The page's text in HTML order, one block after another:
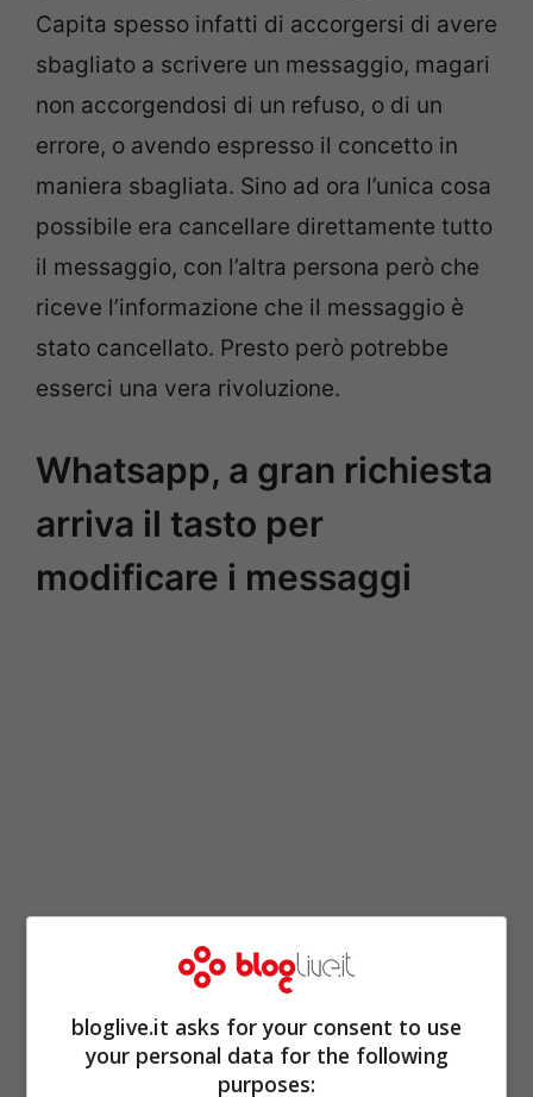
Capita spesso infatti di accorgersi di avere
sbagliato a scrivere un messaggio, magari
non accorgendosi di un refuso, o di un
errore, o avendo espresso il concetto in
maniera sbagliata. Sino ad ora l’unica cosa
possibile era cancellare direttamente tutto
il messaggio, con l’altra persona però che
riceve l’informazione che il messaggio è
stato cancellato. Presto però potrebbe
esserci una vera rivoluzione.
Whatsapp, a gran richiesta
arriva il tasto per
modificare i messaggi
bloglive.it asks for your consent to use
your personal data for the following
purposes: